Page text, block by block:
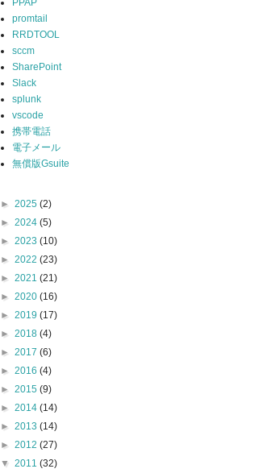
PPAP
promtail
RRDTOOL
sccm
SharePoint
Slack
splunk
vscode
携帯電話
電子メール
無償版Gsuite
► 2025 (2)
► 2024 (5)
► 2023 (10)
► 2022 (23)
► 2021 (21)
► 2020 (16)
► 2019 (17)
► 2018 (4)
► 2017 (6)
► 2016 (4)
► 2015 (9)
► 2014 (14)
► 2013 (14)
► 2012 (27)
▼ 2011 (32)